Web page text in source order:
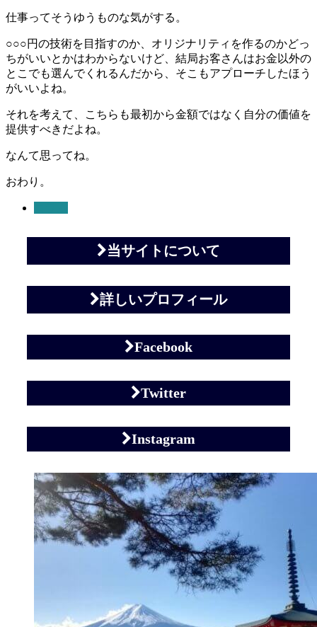
仕事ってそうゆうものな気がする。
○○○円の技術を目指すのか、オリジナリティを作るのかどっ
ちがいいとかはわからないけど、結局お客さんはお金以外の
とこでも選んでくれるんだから、そこもアプローチしたほう
がいいよね。
それを考えて、こちらも最初から金額ではなく自分の価値を
提供すべきだよね。
なんて思ってね。
おわり。
当サイトについて
詳しいプロフィール
Facebook
Twitter
Instagram